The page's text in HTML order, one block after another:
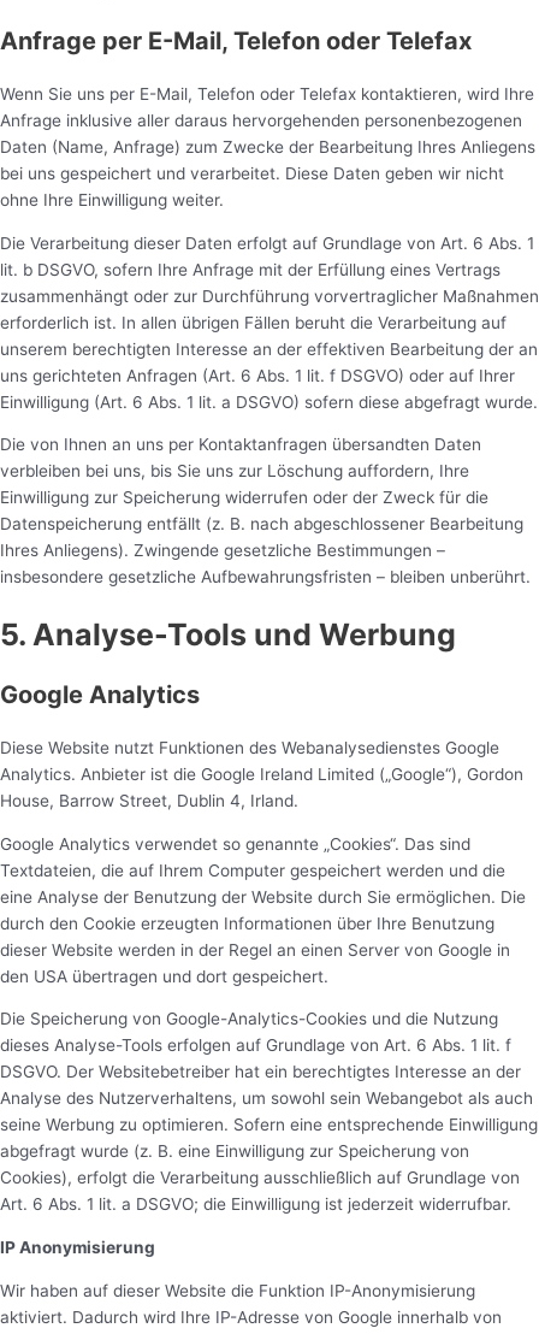
Anfrage per E-Mail, Telefon oder Telefax
Wenn Sie uns per E-Mail, Telefon oder Telefax kontaktieren, wird Ihre
Anfrage inklusive aller daraus hervorgehenden personenbezogenen
Daten (Name, Anfrage) zum Zwecke der Bearbeitung Ihres Anliegens
bei uns gespeichert und verarbeitet. Diese Daten geben wir nicht
ohne Ihre Einwilligung weiter.
Die Verarbeitung dieser Daten erfolgt auf Grundlage von Art. 6 Abs. 1
lit. b DSGVO, sofern Ihre Anfrage mit der Erfüllung eines Vertrags
zusammenhängt oder zur Durchführung vorvertraglicher Maßnahmen
erforderlich ist. In allen übrigen Fällen beruht die Verarbeitung auf
unserem berechtigten Interesse an der effektiven Bearbeitung der an
uns gerichteten Anfragen (Art. 6 Abs. 1 lit. f DSGVO) oder auf Ihrer
Einwilligung (Art. 6 Abs. 1 lit. a DSGVO) sofern diese abgefragt wurde.
Die von Ihnen an uns per Kontaktanfragen übersandten Daten
verbleiben bei uns, bis Sie uns zur Löschung auffordern, Ihre
Einwilligung zur Speicherung widerrufen oder der Zweck für die
Datenspeicherung entfällt (z. B. nach abgeschlossener Bearbeitung
Ihres Anliegens). Zwingende gesetzliche Bestimmungen –
insbesondere gesetzliche Aufbewahrungsfristen – bleiben unberührt.
5. Analyse-Tools und Werbung
Google Analytics
Diese Website nutzt Funktionen des Webanalysedienstes Google
Analytics. Anbieter ist die Google Ireland Limited („Google“), Gordon
House, Barrow Street, Dublin 4, Irland.
Google Analytics verwendet so genannte „Cookies“. Das sind
Textdateien, die auf Ihrem Computer gespeichert werden und die
eine Analyse der Benutzung der Website durch Sie ermöglichen. Die
durch den Cookie erzeugten Informationen über Ihre Benutzung
dieser Website werden in der Regel an einen Server von Google in
den USA übertragen und dort gespeichert.
Die Speicherung von Google-Analytics-Cookies und die Nutzung
dieses Analyse-Tools erfolgen auf Grundlage von Art. 6 Abs. 1 lit. f
DSGVO. Der Websitebetreiber hat ein berechtigtes Interesse an der
Analyse des Nutzerverhaltens, um sowohl sein Webangebot als auch
seine Werbung zu optimieren. Sofern eine entsprechende Einwilligung
abgefragt wurde (z. B. eine Einwilligung zur Speicherung von
Cookies), erfolgt die Verarbeitung ausschließlich auf Grundlage von
Art. 6 Abs. 1 lit. a DSGVO; die Einwilligung ist jederzeit widerrufbar.
IP Anonymisierung
Wir haben auf dieser Website die Funktion IP-Anonymisierung
aktiviert. Dadurch wird Ihre IP-Adresse von Google innerhalb von